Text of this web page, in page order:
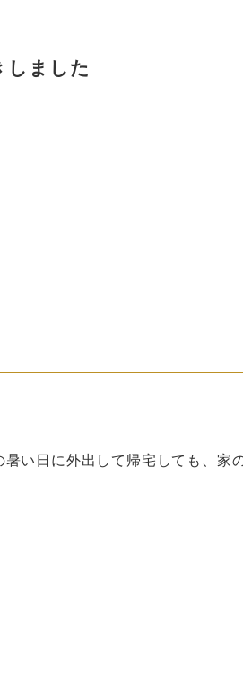
しました
い日に外出して帰宅しても、家